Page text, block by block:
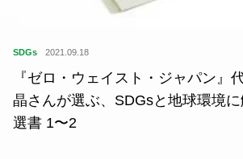
SDGs 2021.09.18
『ゼロ・ウェイスト・ジャパン』
晶さんが選ぶ、SDGsと地球環境
選書 1〜2